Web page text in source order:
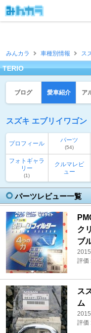
みんカラ 車種別情報 ス
TERIO
ブログ 愛車紹介 ア
スズキ エブリイワゴン
プロフィール パーツ
(54)
フォトギャラ
リー
(1)
クルマレビ
ュー
パーツレビュー一覧
ク
ブ
評価
ス
ム
評価